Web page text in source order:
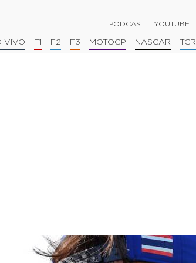
PODCAST YOUTUBE
VIVO F1 F2 F3 MOTOGP NASCAR TCR